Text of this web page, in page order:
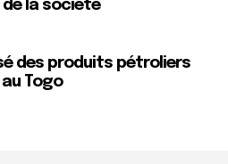
la société
des produits pétroliers
Togo